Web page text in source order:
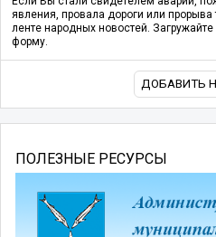
явления, провала дороги или
ленте народных новостей.
форму.
ДОБАВИТЬ
ПОЛЕЗНЫЕ РЕСУРСЫ